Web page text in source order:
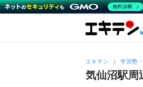
エキテン 学習塾
気仙沼駅周
無料診断